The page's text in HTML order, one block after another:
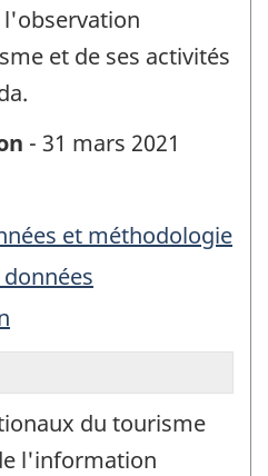
et de ses activités
- 31 mars 2021
et méthodologie
du tourisme
l'information